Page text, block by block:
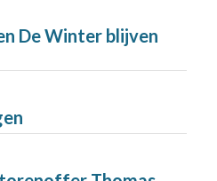
De Winter blijven